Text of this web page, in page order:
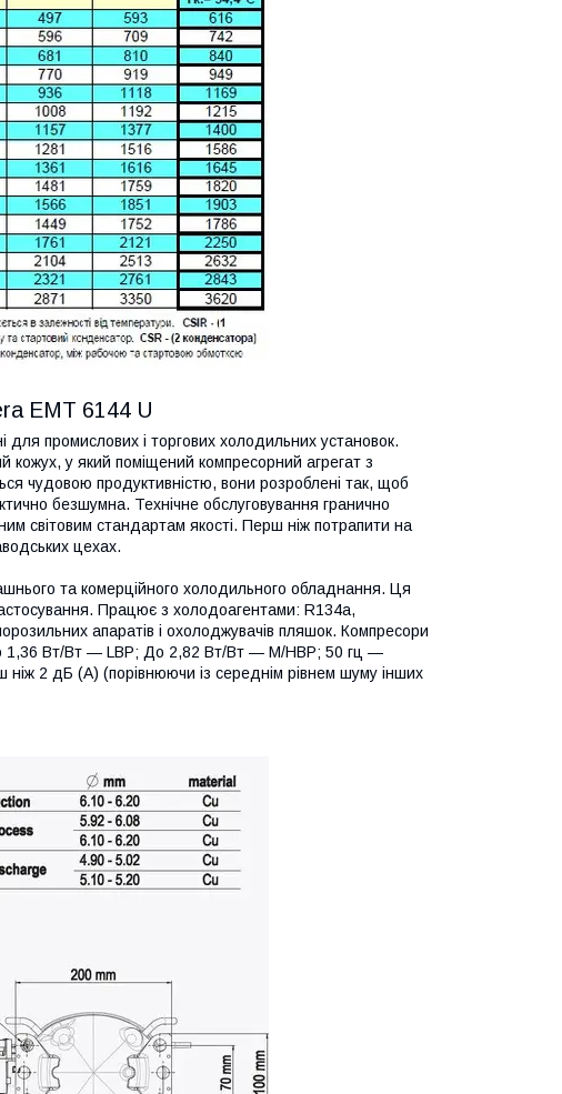
EMT 6144 U
промислових і торгових холодильних установок.
кожух, у який поміщений компресорний агрегат з
чудовою продуктивністю, вони розроблені так, щоб
безшумна. Технічне обслуговування гранично
світовим стандартам якості. Перш ніж потрапити на
цехах.
та комерційного холодильного обладнання. Ця
Працює з холодоагентами: R134a,
апаратів і охолоджувачів пляшок. Компресори
1,36 Вт/Вт — LBP; До 2,82 Вт/Вт — M/HBP; 50 гц —
2 дБ (A) (порівнюючи із середнім рівнем шуму інших